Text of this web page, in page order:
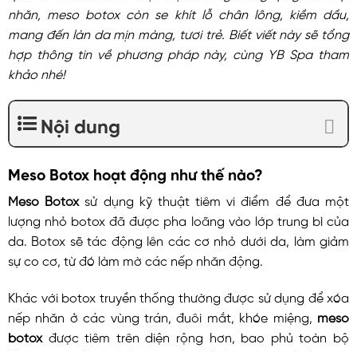
nhăn, meso botox còn se khít lỗ chân lông, kiềm dầu,
mang đến làn da mịn màng, tươi trẻ. Biết viết này sẽ tổng
hợp thông tin về phương pháp này, cùng YB Spa tham
khảo nhé!
Nội dung
Meso Botox hoạt động như thế nào?
Meso Botoxsử dụng kỹ thuật tiêm vi điểm để đưa một
lượng nhỏ botox đã được pha loãng vào lớp trung bì của
da. Botox sẽ tác động lên các cơ nhỏ dưới da, làm giảm
sự co cơ, từ đó làm mờ các nếp nhăn động.
Khác với botox truyền thống thường được sử dụng để xóa
nếp nhăn ở các vùng trán, đuôi mắt, khóe miệng, meso
botoxđược tiêm trên diện rộng hơn, bao phủ toàn bộ